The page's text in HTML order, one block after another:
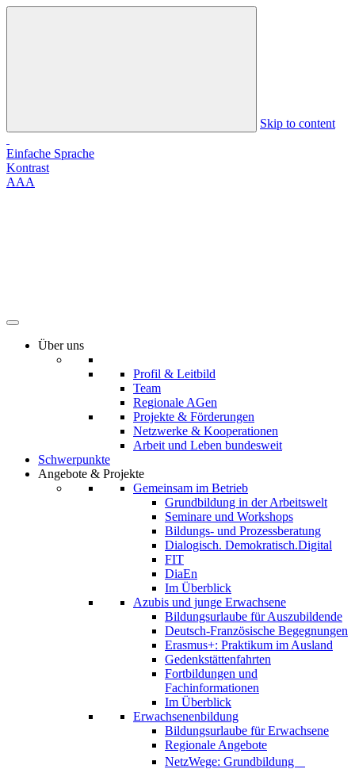
Skip to content
Einfache Sprache
Kontrast
AAA
Über uns
Profil & Leitbild
Team
Regionale AGen
Projekte & Förderungen
Netzwerke & Kooperationen
Arbeit und Leben bundesweit
Schwerpunkte
Angebote & Projekte
Gemeinsam im Betrieb
Grundbildung in der Arbeitswelt
Seminare und Workshops
Bildungs- und Prozessberatung
Dialogisch. Demokratisch.Digital
FIT
DiaEn
Im Überblick
Azubis und junge Erwachsene
Bildungsurlaube für Auszubildende
Deutsch-Französische Begegnungen
Erasmus+: Praktikum im Ausland
Gedenkstättenfahrten
Fortbildungen und
Fachinformationen
Im Überblick
Erwachsenenbildung
Bildungsurlaube für Erwachsene
Regionale Angebote
NetzWege: Grundbildung